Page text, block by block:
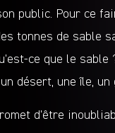
public. Pour ce
tonnes de sable
ce que le sable
désert, une île, un
d’être